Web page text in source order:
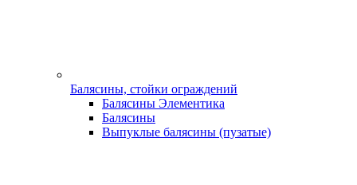
Балясины, стойки ограждений
Балясины Элементика
Балясины
Выпуклые балясины (пузатые)